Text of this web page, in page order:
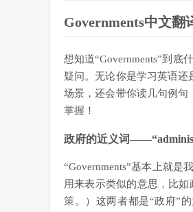
Governments中文翻
想知道“Governments”到底
疑问。无论你是学习英语还
场景，还会带你读几句例句
掌握！
政府的近义词
“Governments”基本上就是
用来表示类似的意思，比如
策。）这两者都是“政府”